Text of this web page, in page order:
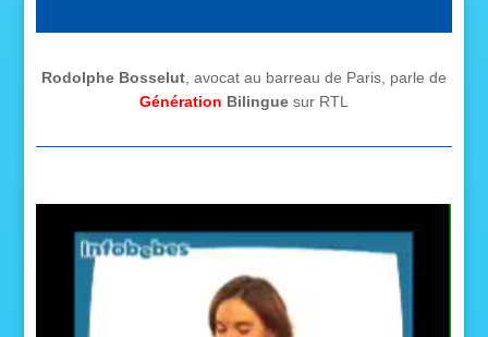
Rodolphe Bosselut , avocat au barreau de Paris, parle de
Génération Bilingue sur RTL